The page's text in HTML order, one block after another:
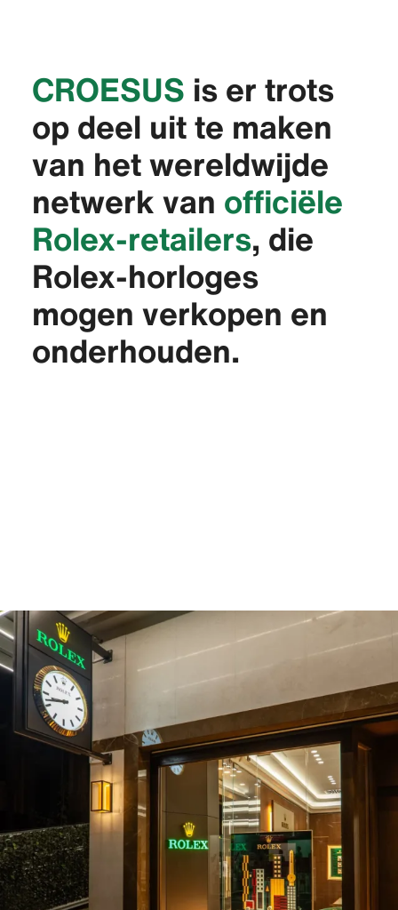
‭CROESUS‬ is er trots
op deel uit te maken
van het wereldwijde
netwerk van officiële
Rolex-retailers, die
Rolex-horloges
mogen verkopen en
onderhouden.